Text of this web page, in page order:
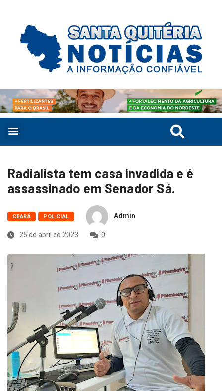
Radialista tem casa invadida e é
assassinado em Senador Sá.
CEARÁ POLICIAL Admin
25 de abril de 2023 0